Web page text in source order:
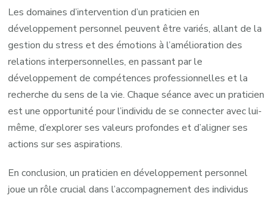
Les domaines d’intervention d’un praticien en
développement personnel peuvent être variés, allant de la
gestion du stress et des émotions à l’amélioration des
relations interpersonnelles, en passant par le
développement de compétences professionnelles et la
recherche du sens de la vie. Chaque séance avec un praticien
est une opportunité pour l’individu de se connecter avec lui-
même, d’explorer ses valeurs profondes et d’aligner ses
actions sur ses aspirations.
En conclusion, un praticien en développement personnel
joue un rôle crucial dans l’accompagnement des individus